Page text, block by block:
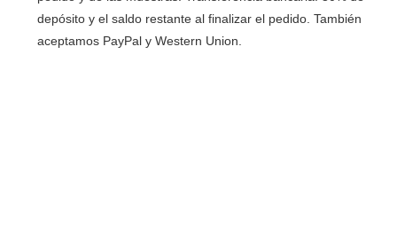
depósito y el saldo restante al finalizar el pedido. También
aceptamos PayPal y Western Union.